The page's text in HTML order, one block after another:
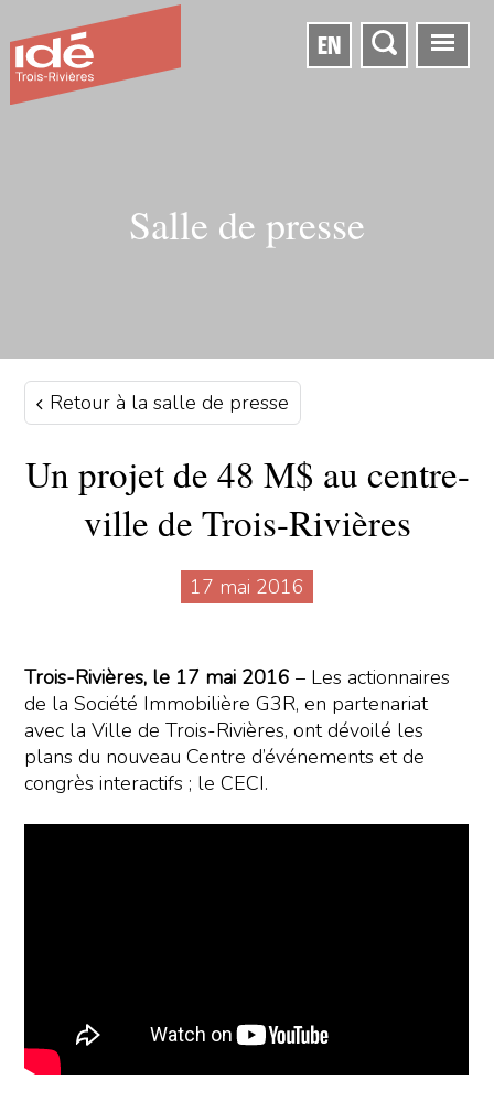
EN
Salle de presse
Retour à la salle de presse
Un projet de 48 M$ au centre-
ville de Trois-Rivières
17 mai 2016
Trois-Rivières, le 17 mai 2016 – Les actionnaires
de la Société Immobilière G3R, en partenariat
avec la Ville de Trois-Rivières, ont dévoilé les
plans du nouveau Centre d’événements et de
congrès interactifs ; le CECI.